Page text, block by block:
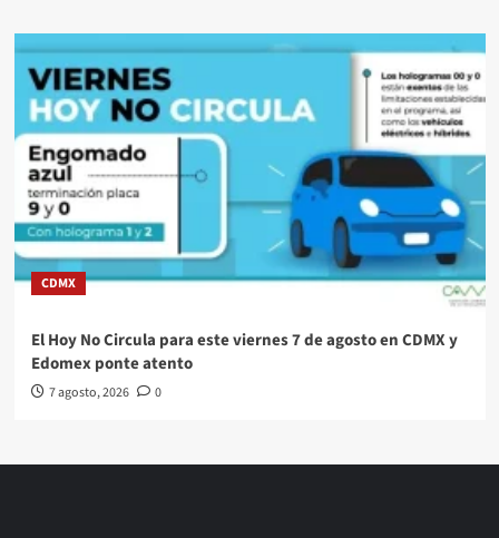
CDMX
El Hoy No Circula para este viernes 7 de agosto en CDMX y
Edomex ponte atento
7 agosto, 2026 0